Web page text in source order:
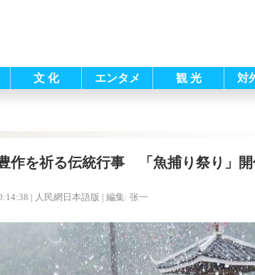
文 化 エンタメ 観 光 対
作を祈る伝統行事 「魚捕り祭り」
| 人民網日本語版 | 編集: 张一